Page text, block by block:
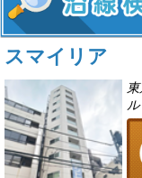
スマイリア